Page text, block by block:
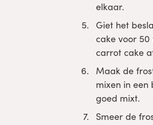
elkaar.
Giet het
cake voor
carrot cake
Maak de
mixen in
goed mixt.
Smeer de